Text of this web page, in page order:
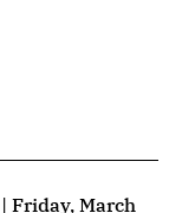
Friday, March